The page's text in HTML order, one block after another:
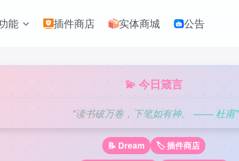
能 插件商店 实体商城 公告
💫 今日箴言
"读书破万卷，下笔如有神。 —— 杜甫"
📝 Dream
🏷️ 插件商店